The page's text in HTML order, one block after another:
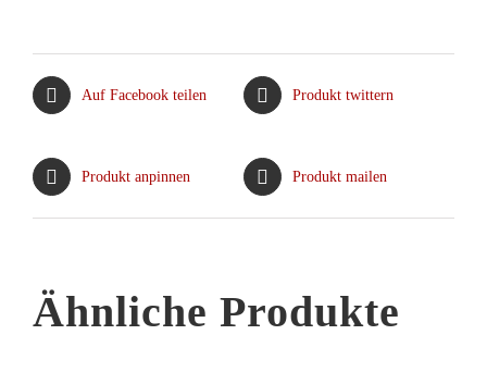
Auf Facebook teilen Produkt twittern
Produkt anpinnen Produkt mailen
Ähnliche Produkte